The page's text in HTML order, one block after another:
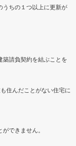
うちの１つ以上に更新が
請負契約を結ぶことを
住んだことがない住宅に
できません。